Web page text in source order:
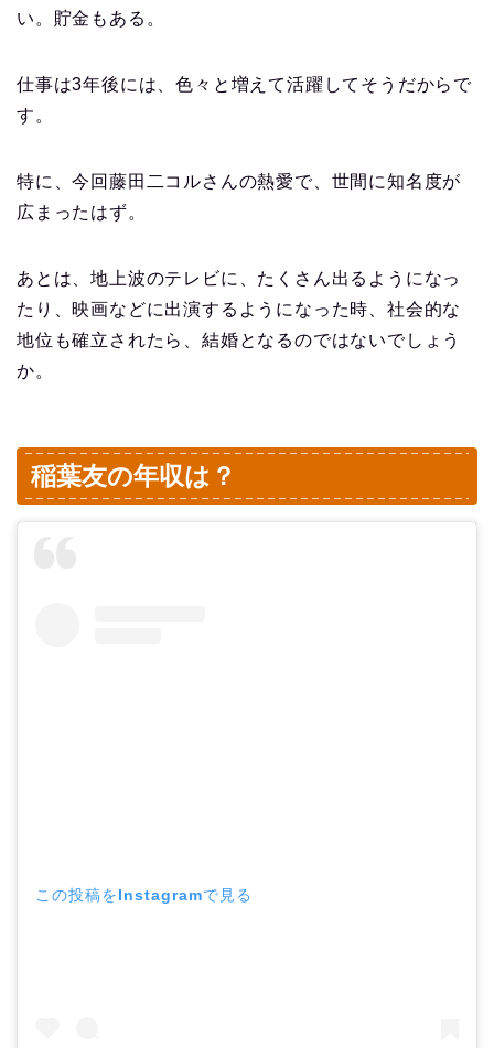
い。貯金もある。
仕事は3年後には、色々と増えて活躍してそうだからで
す。
特に、今回藤田二コルさんの熱愛で、世間に知名度が
広まったはず。
あとは、地上波のテレビに、たくさん出るようになっ
たり、映画などに出演するようになった時、社会的な
地位も確立されたら、結婚となるのではないでしょう
か。
稲葉友の年収は？
この投稿をInstagramで見る